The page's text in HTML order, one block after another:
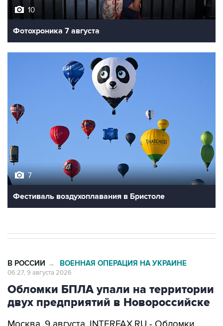
10
Фотохроника 7 августа
7
Фестиваль воздухоплавания в Бристоле
В РОССИИ → ВОЕННАЯ ОПЕРАЦИЯ НА УКРАИНЕ
06:27, 9 августа 2026
Обломки БПЛА упали на территории
двух предприятий в Новороссийске